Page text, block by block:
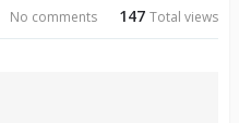
147Total views
No comments